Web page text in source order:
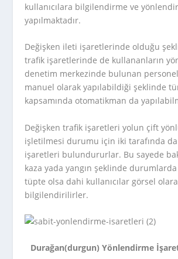
kullanıcılara bilgilendirme ve
yapılmaktadır.
Değişken ileti işaretlerinde olduğu
trafik işaretlerinde de kullananların
denetim merkezinde bulunan
manuel olarak yapılabildiği şeklinde
kapsamında otomatikman da
Değişken trafik işaretleri yolun çift
işletilmesi durumu için iki tarafında da
işaretleri bulundururlar. Bu sayede
kaza yada yangın şeklinde durumlarda
tüpte olsa dahi kullanıcılar görsel
bilgilendirilirler.
Durağan(durgun) Yönlendirme